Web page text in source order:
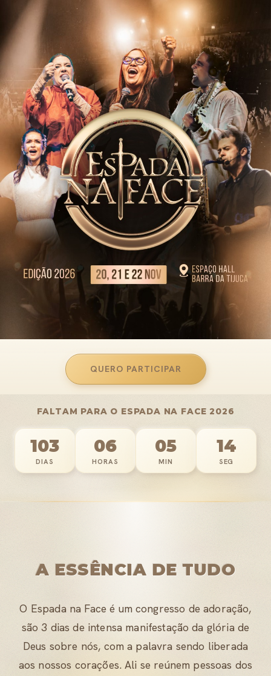
QUERO PARTICIPAR
FALTAM PARA O ESPADA NA FACE 2026
103
DIAS
06
HORAS
05
MIN
09
SEG
A ESSÊNCIA DE TUDO
O Espada na Face é um congresso de adoração,
são 3 dias de intensa manifestação da glória de
Deus sobre nós, com a palavra sendo liberada
aos nossos corações. Ali se reúnem pessoas dos